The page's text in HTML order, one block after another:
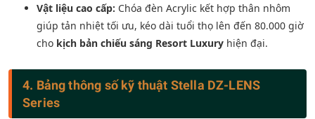
Vật liệu cao cấp: Chóa đèn Acrylic kết hợp thân nhôm
giúp tản nhiệt tối ưu, kéo dài tuổi thọ lên đến 80.000 giờ
cho kịch bản chiếu sáng Resort Luxury hiện đại.
4. Bảng thông số kỹ thuật Stella DZ-LENS
Series